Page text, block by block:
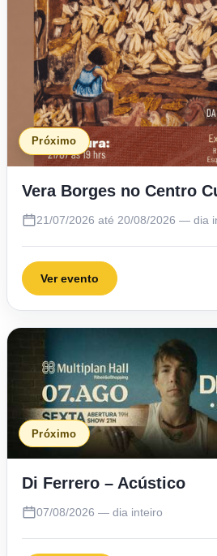
Próximo
Vera Borges no Centro
21/07/2026 até 20/08/2026 — dia
Ver evento
Próximo
Di Ferrero – Acústico
07/08/2026 — dia inteiro